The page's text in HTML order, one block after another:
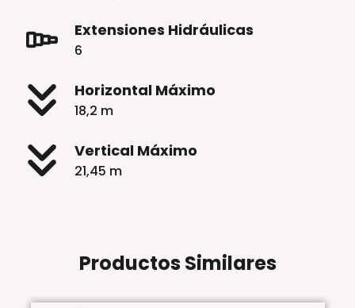
Extensiones Hidráulicas
6
Horizontal Máximo
18,2 m
Vertical Máximo
21,45 m
Productos Similares